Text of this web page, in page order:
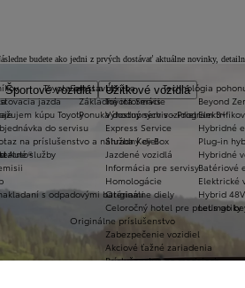
Športové vozidlá
Úžitkové vozidlá
Toyota prestavby
Základné informácie
Ponuka dostupných vozidiel
Servis a údržba
Toyota Servis
Výhodný servis - Program 3+
Express Service
Služba Key Box
Jazdené vozidlá
Informácia pre servisy
Homologácie
Originálne diely
Celoročný hotel pre pneumatiky
Originálne príslušenstvo
Zabezpečenie vozidiel
Akciové ťažné zariadenia
Príslušenstvo po modeloch
Auto®
s odpadovými batériami
Technológia
Beyond
Hybridné
Plug-in
Hybridné
Batériové
Elektrické
Hybrid 48V
Let's go
jazda
kúpu Toyoty
do servisu
na príslušenstvo a náhradný diel
služby
budete ako jedni z prvých dostávať aktuálne novinky,